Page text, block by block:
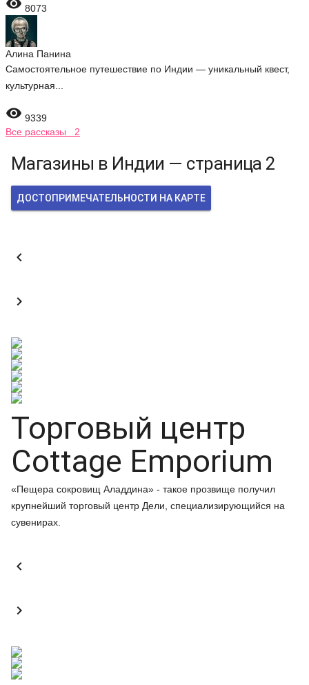
 8073
Алина Панина
Самостоятельное путешествие по Индии — уникальный квест,
культурная...
 9339
Все рассказы 2
Магазины в Индии — страница 2
ДОСТОПРИМЕЧАТЕЛЬНОСТИ НА КАРТЕ


Торговый центр
Cottage Emporium
«Пещера сокровищ Аладдина» - такое прозвище получил
крупнейший торговый центр Дели, специализирующийся на
сувенирах.

